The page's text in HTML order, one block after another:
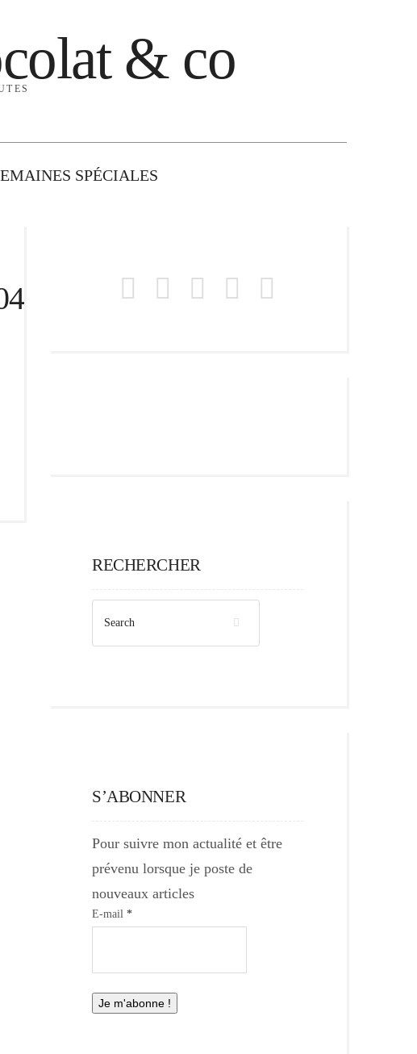
& co
SPÉCIALES
RECHERCHER
S’ABONNER
Pour suivre mon actualité et être
prévenu lorsque je poste de
nouveaux articles
E-mail *